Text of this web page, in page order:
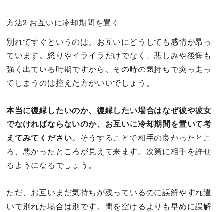
方法2.お互いに冷却期間を置く
別れてすぐというのは、お互いにどうしても感情が昂っ
ています。怒りやイライラだけでなく、悲しみや後悔も
強く出ている時期ですから、その時の気持ちで突っ走っ
てしまうのは控えた方がいいでしょう。
本当に復縁したいのか、復縁したい場合はなぜ彼や彼女
でなければならないのか、お互いに冷却期間を置いて考
えてみてください。 そうすることで相手の良かったとこ
ろ、悪かったところが見えて来ます。次第に相手を許せ
るようになるでしょう。
ただ、お互いまだ気持ちが残っているのに誤解やすれ違
いで別れた場合は別です。間を空けるよりも早めに誤解